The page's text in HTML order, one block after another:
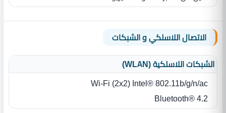
الاتصال اللاسلكي و الشبكات
الشبكات اللاسلكية (WLAN)
Intel® 802.11b/g/n/ac ‏(‏2x2‏)‏ Wi‎-Fi
Bluetooth® 4.2